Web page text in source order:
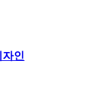
자인